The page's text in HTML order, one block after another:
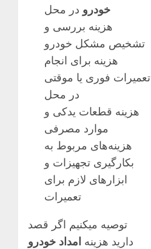
خودرو در محل
هزینه بررسی و
تشخیص مشکل خودرو
هزینه برای انجام
تعمیرات فوری یا موقتی
در محل
هزینه قطعات یدکی و
موارد مصرفی
هزینه‌های مربوط به
بکارگیری تجهیزات و
ابزارهای لازم برای
تعمیرات
توصیه میکنیم اگر قصد
دارید هزینه امداد خودرو